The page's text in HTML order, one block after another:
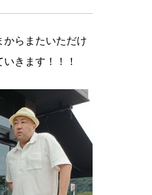
からまたいただけ
きます！！！